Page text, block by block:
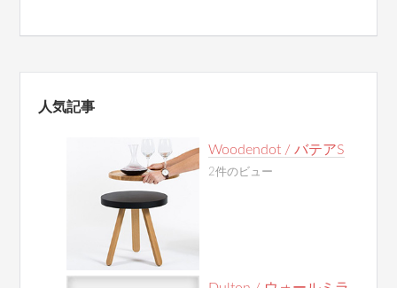
人気記事
Woodendot / バテアS
2件のビュー